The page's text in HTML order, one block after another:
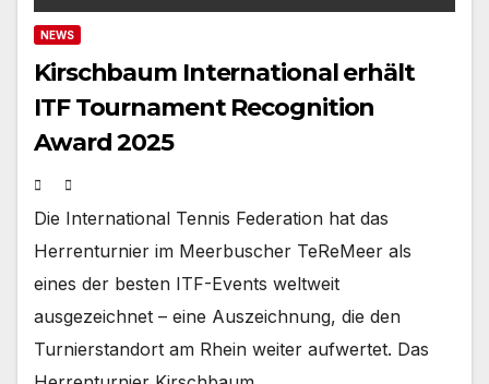
NEWS
Kirschbaum International erhält
ITF Tournament Recognition
Award 2025
Die International Tennis Federation hat das
Herrenturnier im Meerbuscher TeReMeer als
eines der besten ITF-Events weltweit
ausgezeichnet – eine Auszeichnung, die den
Turnierstandort am Rhein weiter aufwertet. Das